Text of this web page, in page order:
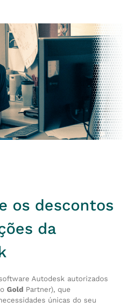
os descontos
da
Autodesk autorizados
Gold Partner), que
únicas do seu